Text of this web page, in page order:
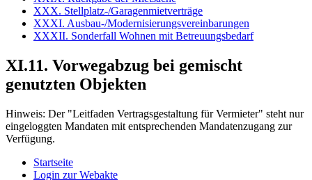
XXX. Stellplatz-/Garagenmietverträge
XXXI. Ausbau-/Modernisierungsvereinbarungen
XXXII. Sonderfall Wohnen mit Betreuungsbedarf
XI.11. Vorwegabzug bei gemischt
genutzten Objekten
Hinweis: Der "Leitfaden Vertragsgestaltung für Vermieter" steht nur
eingeloggten Mandaten mit entsprechenden Mandatenzugang zur
Verfügung.
Startseite
Login zur Webakte